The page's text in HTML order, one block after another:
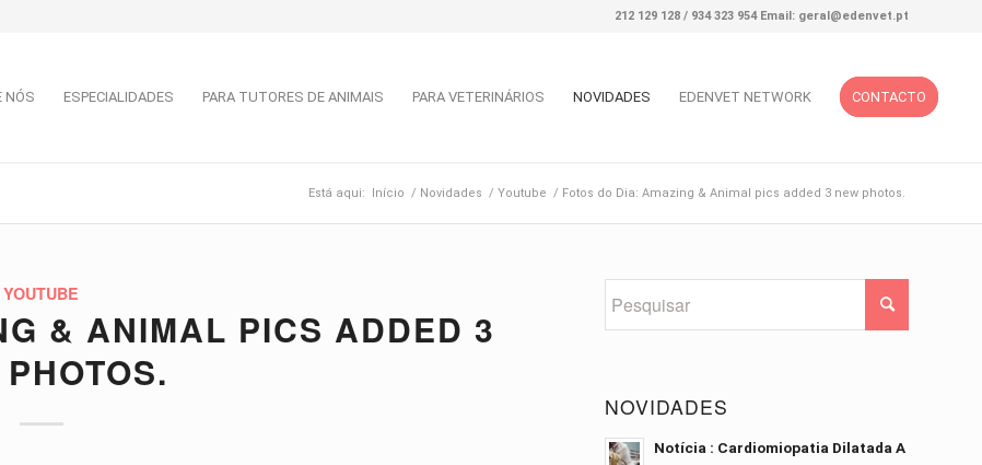
212 129 128 / 934 323 954 Email: geral@edenvet.pt
NÓS ESPECIALIDADES PARA TUTORES DE ANIMAIS PARA VETERINÁRIOS NOVIDADES EDENVET NETWORK CONTACTO
Está aqui: Início / Novidades / Youtube / Fotos do Dia: Amazing & Animal pics added 3 new photos.
YOUTUBE
& ANIMAL PICS ADDED 3
NOVIDADES
Notícia : Cardiomiopatia Dilatada A